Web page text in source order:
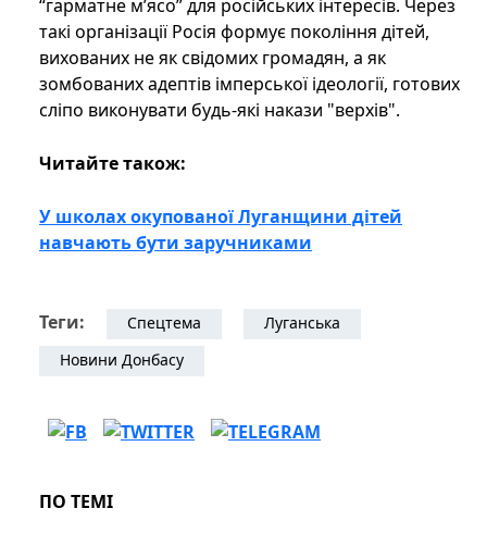
“гарматне м’ясо” для російських інтересів. Через
такі організації Росія формує покоління дітей,
вихованих не як свідомих громадян, а як
зомбованих адептів імперської ідеології, готових
сліпо виконувати будь-які накази "верхів".
Читайте також:
У школах окупованої Луганщини дітей
навчають бути заручниками
Теги: Спецтема
Луганська
Новини Донбасу
ПО ТЕМІ